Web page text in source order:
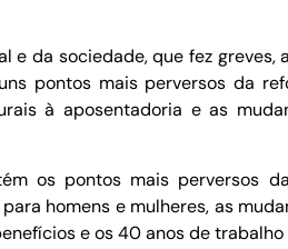
e da sociedade, que fez
pontos mais perversos da
à aposentadoria e as
os pontos mais perversos
homens e mulheres, as
e os 40 anos de